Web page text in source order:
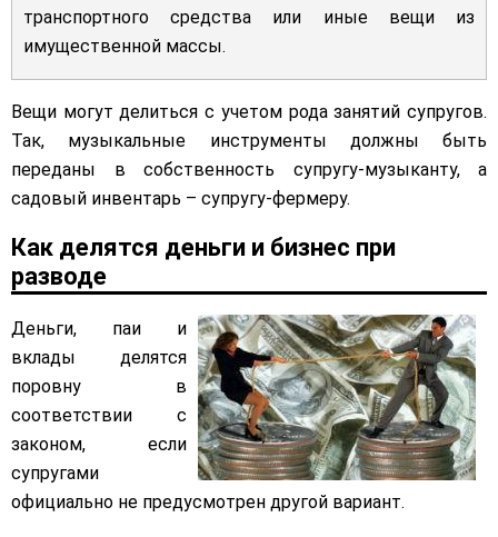
транспортного средства или иные вещи из
имущественной массы.
Вещи могут делиться с учетом рода занятий супругов.
Так, музыкальные инструменты должны быть
переданы в собственность супругу-музыканту, а
садовый инвентарь – супругу-фермеру.
Как делятся деньги и бизнес при
разводе
Деньги, паи и
вклады делятся
поровну в
соответствии с
законом, если
супругами
официально не предусмотрен другой вариант.